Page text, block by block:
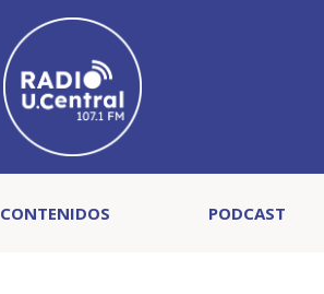
CONTENIDOS PODCAST